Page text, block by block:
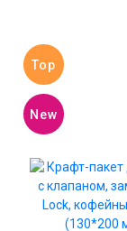
Top
New